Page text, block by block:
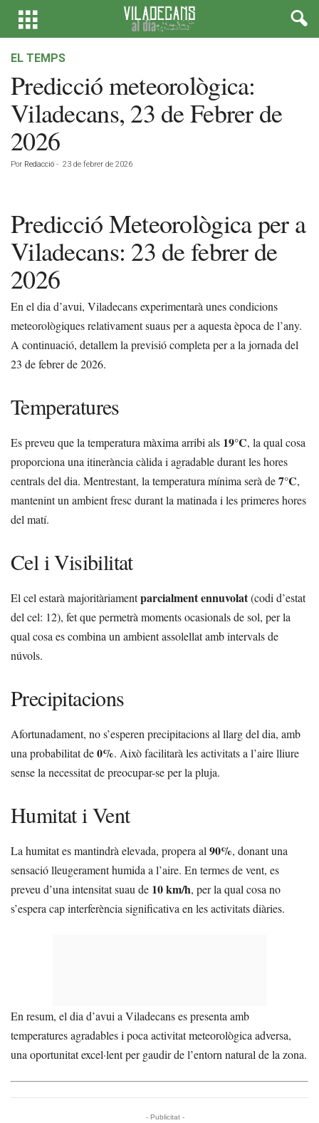
EL TEMPS
Predicció meteorològica:
Viladecans, 23 de Febrer de
2026
Por Redacció - 23 de febrer de 2026
Predicció Meteorològica per a
Viladecans: 23 de febrer de
2026
En el dia d’avui, Viladecans experimentarà unes condicions
meteorològiques relativament suaus per a aquesta època de l’any.
A continuació, detallem la previsió completa per a la jornada del
23 de febrer de 2026.
Temperatures
Es preveu que la temperatura màxima arribi als 19°C, la qual cosa
proporciona una itinerància càlida i agradable durant les hores
centrals del dia. Mentrestant, la temperatura mínima serà de7°C,
mantenint un ambient fresc durant la matinada i les primeres hores
del matí.
Cel i Visibilitat
El cel estarà majoritàriamentparcialment ennuvolat(codi d’estat
del cel: 12), fet que permetrà moments ocasionals de sol, per la
qual cosa es combina un ambient assolellat amb intervals de
núvols.
Precipitacions
Afortunadament, no s’esperen precipitacions al llarg del dia, amb
una probabilitat de0%. Això facilitarà les activitats a l’aire lliure
sense la necessitat de preocupar-se per la pluja.
Humitat i Vent
La humitat es mantindrà elevada, propera al 90%, donant una
sensació lleugerament humida a l’aire. En termes de vent, es
preveu d’una intensitat suau de 10 km/h, per la qual cosa no
s’espera cap interferència significativa en les activitats diàries.
En resum, el dia d’avui a Viladecans es presenta amb
temperatures agradables i poca activitat meteorològica adversa,
una oportunitat excel·lent per gaudir de l’entorn natural de la zona.
- Publicitat -